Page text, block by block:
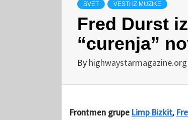
SVET VESTI IZ MUZIKE
Fred Durst
“curenja”
By highwaystarmagazine.org
Frontmen grupe Limp Bizkit,